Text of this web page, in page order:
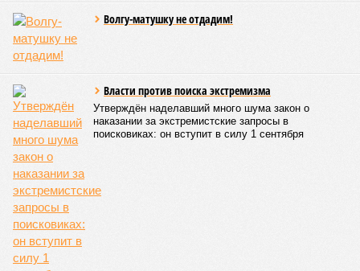
Эта железная печень
В своём новейшем исследовании, опубликованном в NPJ
Aging, группа учёных из Сколковского института науки и
технологий во главе с доктором биологических наук
Екатериной Храмеевойподсчитала максимальный срок
жизни человека. Вернее, каким бы этот срок мог быть, если
исключить из уравнения все признаки старения, в том
числе и соматические мутации.
Итак, пишет в своей разошедшейся на многомиллионную
аудиторию публикации New York Post (почему, кстати, New
York Post, а не отечественные издания?), получилось, что
средним показателем было бы 1759 лет, а максимальным –
29 921 год. Неплохо: одному-единственному человеку